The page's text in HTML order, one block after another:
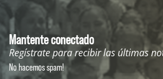
Mantente conectado
Regístrate para recibir las últimas
No hacemos spam!